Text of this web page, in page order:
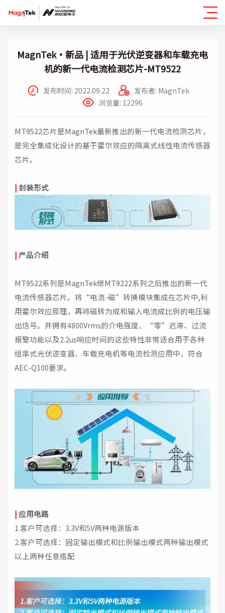
MagnTek·新品 | 适用于光伏逆变器和车载充电
机的新一代电流检测芯片-MT9522
发布时间: 2022.09.22
发布者: MagnTek
浏览量: 12296
MT9522芯片是MagnTek最新推出的新一代电流检测芯片，
是完全集成化设计的基于霍尔效应的隔离式线性电流传感器
芯片。
| 封装形式
| 产品介绍
MT9522系列是MagnTek继MT9222系列之后推出的新一代
电流传感器芯片。将“电流-磁”转换模块集成在芯片中,利
用霍尔效应原理，再将磁转为成和输入电流成比例的电压输
出信号。并拥有4800Vrms的介电强度、“零”迟滞、过流
报警功能以及2.2us响应时间的这些特性非常适合用于各种
组串式光伏逆变器、车载充电机等电流检测应用中，符合
AEC-Q100要求。
| 应用电路
1.客户可选择：3.3V和5V两种电源版本
2.客户可选择：固定输出模式和比例输出模式两种输出模式
以上两种任意搭配